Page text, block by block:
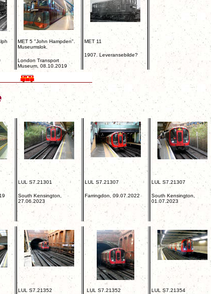
MET 5 "John Hampden".
Museumslok.
London Transport
Museum, 08.10.2019
MET 11
1907. Leveransebilde?
LUL S7.21301
South Kensington,
27.06.2023
LUL S7.21307
Farringdon, 09.07.2022
LUL S7.21307
South Kensington,
01.07.2023
LUL S7.21352 LUL S7.21352 LUL S7.21354